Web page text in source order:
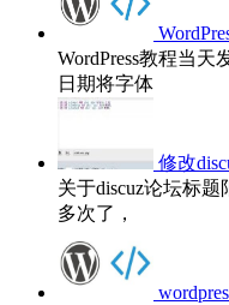
WordPress教程当
日期将字体
修改
关于discuz论坛标
多次了，